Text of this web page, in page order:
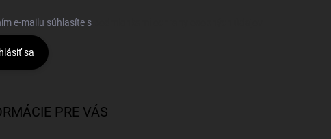
e-mailu súhlasíte s
sa
PRE VÁS